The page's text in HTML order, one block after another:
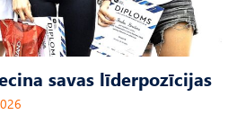
savas līderpozīcijas